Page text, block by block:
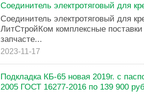
Соединитель электротяговый для
Соединитель электротяговый для
ЛитСтройКом комплексные
запчасте...
2023-11-17
Подкладка КБ-65 новая 2019г. с
2005 ГОСТ 16277-2016 по 139 900